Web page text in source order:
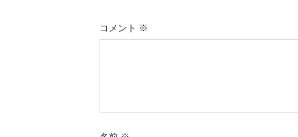
コメント ※